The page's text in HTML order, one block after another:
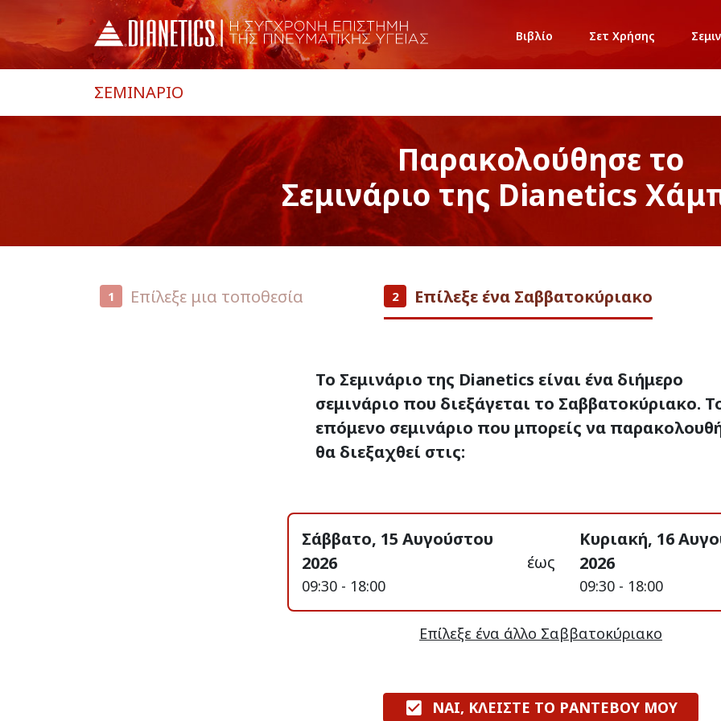
Βιβλίο Σετ Χρήσης
ΣΕΜΙΝΑΡΙΟ
Παρακολούθησε το
Σεμινάριο της Dianetics
1 Επίλεξε μια τοποθεσία 2 Επίλεξε ένα Σαββατοκύριακο
Το Σεμινάριο της Dianetics είναι ένα διήμερο
σεμινάριο που διεξάγεται το Σαββατοκύριακο.
επόμενο σεμινάριο που μπορείς να
θα διεξαχθεί στις:
Σάββατο, 15 Αυγούστου
2026
09:30 - 18:00
έως
Κυριακή, 16
2026
09:30 - 18:00
Επίλεξε ένα άλλο Σαββατοκύριακο
ΝΑΙ, ΚΛΕΙΣΤΕ ΤΟ ΡΑΝΤΕΒΟΥ ΜΟΥ